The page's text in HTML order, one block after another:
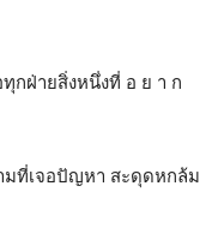
กฝ่ายสิ่งหนึ่งที่ อ ย า ก
มที่เจอปัญหา สะดุดหกล้ม